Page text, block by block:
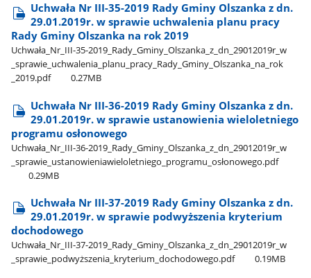
Uchwała Nr III-35-2019 Rady Gminy Olszanka z dn.
29.01.2019r. w sprawie uchwalenia planu pracy
Rady Gminy Olszanka na rok 2019
Uchwała​_Nr​_III-35-2019​_Rady​_Gminy​_Olszanka​_z​_dn​_29012019r​_w​
_sprawie​_uchwalenia​_planu​_pracy​_Rady​_Gminy​_Olszanka​_na​_rok​
_2019.pdf
0.27MB
Uchwała Nr III-36-2019 Rady Gminy Olszanka z dn.
29.01.2019r. w sprawie ustanowienia wieloletniego
programu osłonowego
Uchwała​_Nr​_III-36-2019​_Rady​_Gminy​_Olszanka​_z​_dn​_29012019r​_w​
_sprawie​_ustanowieniawieloletniego​_programu​_osłonowego.pdf
0.29MB
Uchwała Nr III-37-2019 Rady Gminy Olszanka z dn.
29.01.2019r. w sprawie podwyższenia kryterium
dochodowego
Uchwała​_Nr​_III-37-2019​_Rady​_Gminy​_Olszanka​_z​_dn​_29012019r​_w​
_sprawie​_podwyższenia​_kryterium​_dochodowego.pdf
0.19MB